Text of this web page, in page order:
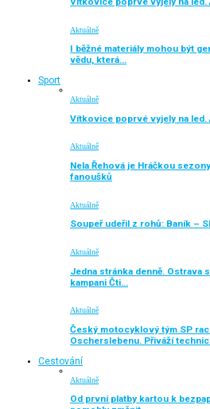
Aktuálně
I běžné materiály mohou být
vědu, která…
Sport
Aktuálně
Vítkovice poprvé vyjely na led.
Aktuálně
Nela Řehová je Hráčkou
fanoušků
Aktuálně
Soupeř udeřil z rohů: Baník –
Aktuálně
Jedna stránka denně. Ostrava
kampani Čti…
Aktuálně
Český motocyklový tým SP
Oscherslebenu. Přiváží
Cestování
Aktuálně
Od první platby kartou k